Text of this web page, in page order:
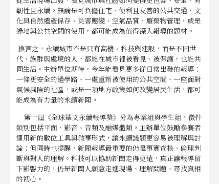
韌性且永續。無論是可負擔住宅、便利且友善的公共交通、文
化與自然遺產保存、災害應變、空氣品質、廢棄物管理，或是
綠地與公共空間的使用，都可能成為值得深入報導的題材。
換言之，永續城市不是只有高樓、科技與建設，而是不同世
代、族群與處境的人，都能在城市裡被看見、被保護，也能共
同生活。主辦單位期待，今年能看見更多從日常出發的報導：
一條更安全的通學路、一處重新被使用的公共空間、一座面對
氣候風險的社區，或是一項地方政策如何改變居民生活，都可
能成為有力量的永續新聞。
第十屆《全球華文永續報導獎》分為專業組與學生組，徵件
類別包括平面、影音、音頻及融媒體類。主辦單位鼓勵參賽者
運用新的數位工具與敘事形式，讓永續議題更容易被理解與討
論；但同時也提醒，新聞報導最重要的仍是事實查核、倫理判
斷與對人的理解。科技可以協助新聞走得更遠，真正讓報導留
下影響力的，仍是新聞人願意走進現場、理解問題、尋找真相
的初心。